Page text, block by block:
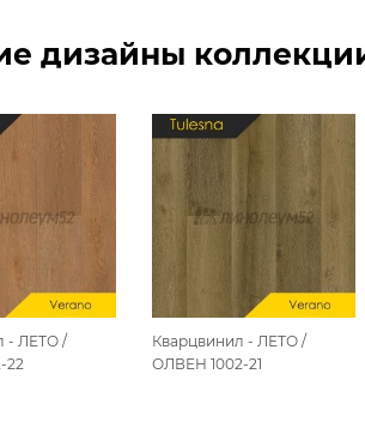
дизайны
- ЛЕТО /
22
Кварцвинил - ЛЕТО /
ОЛВЕН 1002-21